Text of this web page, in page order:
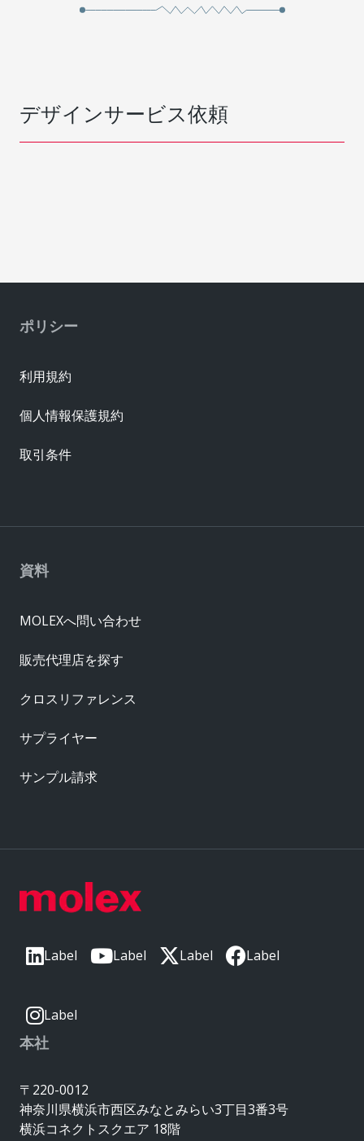
デザインサービス依頼
Label Label Label Label
Label
本社
〒220-0012
神奈川県横浜市西区みなとみらい3丁目3番3号
横浜コネクトスクエア 18階
資料
MOLEXへ問い合わせ
販売代理店を探す
クロスリファレンス
サプライヤー
サンプル請求
ポリシー
利用規約
個人情報保護規約
取引条件